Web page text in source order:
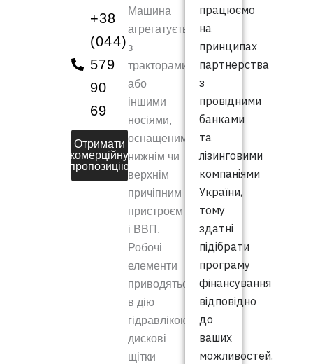
+38
(044)
579
90
69
Отримати
комерційну
пропозицію
Машина
агрегатується
з
тракторами
або
іншими
носіями,
оснащеними
нижнім чи
верхнім
причіпним
пристроєм
і ВВП.
Робочі
елементи
приводяться
в дію
гідравлікою:
дискові
щітки
працюємо
на
принципах
партнерства
з
провідними
банками
та
лізинговими
компаніями
України,
тому
здатні
підібрати
програму
фінансування
відповідно
до
ваших
можливостей.